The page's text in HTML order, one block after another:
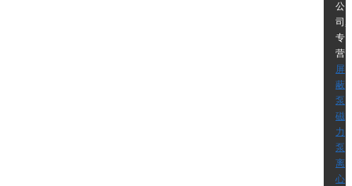
公
司,
专
营
屏
蔽
泵
磁
力
泵
离
心